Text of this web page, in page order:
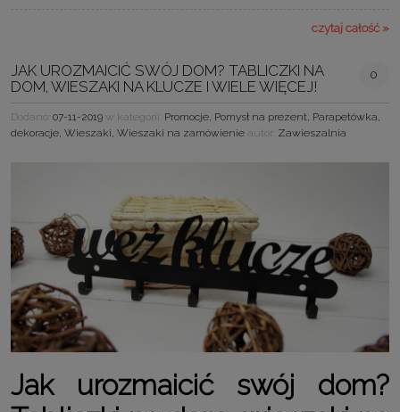
czytaj całość »
JAK UROZMAICIĆ SWÓJ DOM? TABLICZKI NA
DOM, WIESZAKI NA KLUCZE I WIELE WIĘCEJ!
0
Dodano: 07-11-2019 w kategorii: Promocje Pomysł na prezent Parapetówka
dekoracje Wieszaki Wieszaki na zamówienie autor: Zawieszalnia
Jak urozmaicić swój dom?